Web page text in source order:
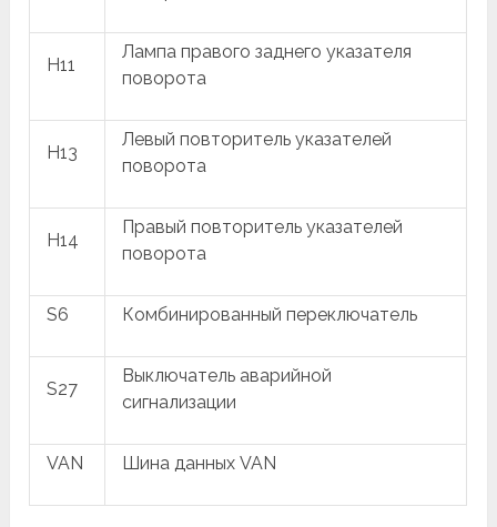
H11
Лампа правого заднего указателя
поворота
H13
Левый повторитель указателей
поворота
H14
Правый повторитель указателей
поворота
S6 Комбинированный переключатель
S27
Выключатель аварийной
сигнализации
VAN Шина данных VAN